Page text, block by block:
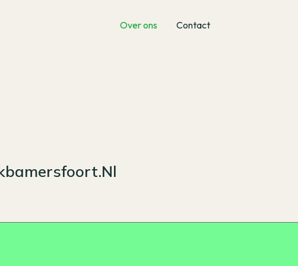
Over ons Contact